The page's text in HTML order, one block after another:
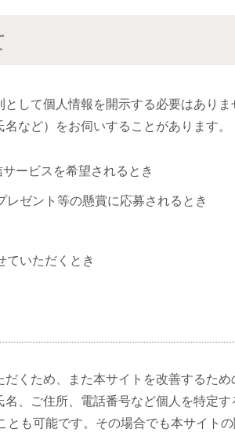
して個人情報を開示する必要はあり
など）をお伺いすることがあります。
ービスを希望されるとき
ゼント等の懸賞に応募されるとき
ていただくとき
くため、また本サイトを改善するた
、ご住所、電話番号など個人を特定
も可能です。その場合でも本サイト